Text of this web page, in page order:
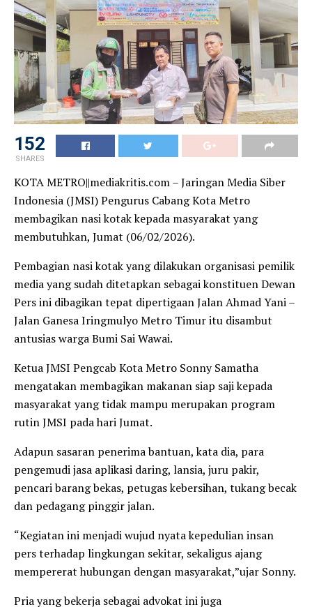
152
SHARES
KOTA METRO||mediakritis.com – Jaringan Media Siber
Indonesia (JMSI) Pengurus Cabang Kota Metro
membagikan nasi kotak kepada masyarakat yang
membutuhkan, Jumat (06/02/2026).
Pembagian nasi kotak yang dilakukan organisasi pemilik
media yang sudah ditetapkan sebagai konstituen Dewan
Pers ini dibagikan tepat dipertigaan Jalan Ahmad Yani –
Jalan Ganesa Iringmulyo Metro Timur itu disambut
antusias warga Bumi Sai Wawai.
Ketua JMSI Pengcab Kota Metro Sonny Samatha
mengatakan membagikan makanan siap saji kepada
masyarakat yang tidak mampu merupakan program
rutin JMSI pada hari Jumat.
Adapun sasaran penerima bantuan, kata dia, para
pengemudi jasa aplikasi daring, lansia, juru pakir,
pencari barang bekas, petugas kebersihan, tukang becak
dan pedagang pinggir jalan.
“Kegiatan ini menjadi wujud nyata kepedulian insan
pers terhadap lingkungan sekitar, sekaligus ajang
mempererat hubungan dengan masyarakat,”ujar Sonny.
Pria yang bekerja sebagai advokat ini juga